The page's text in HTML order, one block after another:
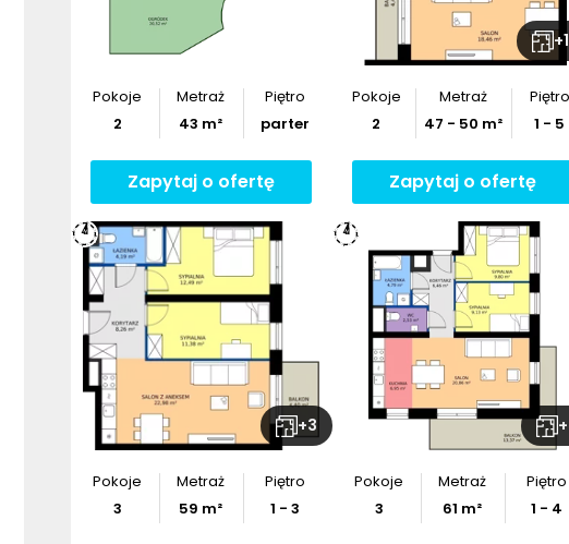
Pokoje
2
Metraż
43 m²
Piętro
parter
Zapytaj o ofertę
+
Pokoje
2
Metraż
47 - 50 m²
Piętro
1 - 5
Zapytaj o ofertę
+3
Pokoje
3
Metraż
59 m²
Piętro
1 - 3
+
Pokoje
3
Metraż
61 m²
Piętro
1 - 4